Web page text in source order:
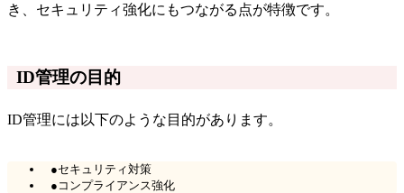
き、セキュリティ強化にもつながる点が特徴です。
ID管理の目的
ID管理には以下のような目的があります。
●セキュリティ対策
●コンプライアンス強化